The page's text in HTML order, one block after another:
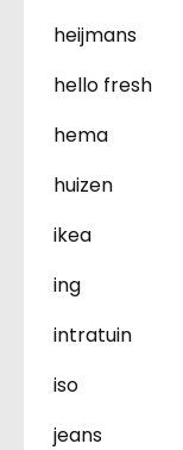
heijmans
hello fresh
hema
huizen
ikea
ing
intratuin
iso
jeans